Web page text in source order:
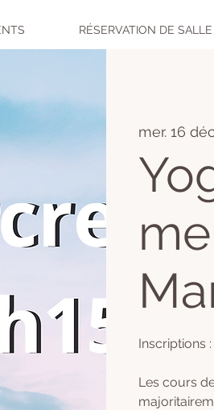
RÉSERVATION DE SALLE
mer. 16
Inscriptions
Les cours